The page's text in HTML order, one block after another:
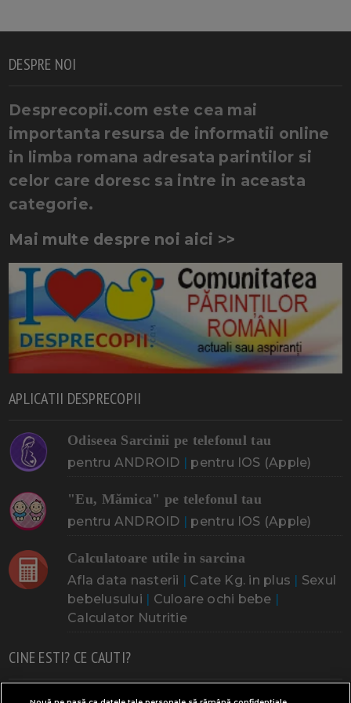
DESPRE NOI
Desprecopii.com este cea mai
importanta resursa de informatii online
in limba romana adresata parintilor si
celor care doresc sa intre in aceasta
categorie.
Mai multe despre noi aici >>
APLICATII DESPRECOPII
Odiseea Sarcinii pe telefonul tau
pentru ANDROID | pentru IOS (Apple)
"Eu, Mămica" pe telefonul tau
pentru ANDROID | pentru IOS (Apple)
Calculatoare utile in sarcina
Afla data nasterii | Cate Kg. in plus | Sexul
bebelusului | Culoare ochi bebe |
Calculator Nutritie
CINE ESTI? CE CAUTI?
Doresc un copil Adoptia Probleme cu sarcina